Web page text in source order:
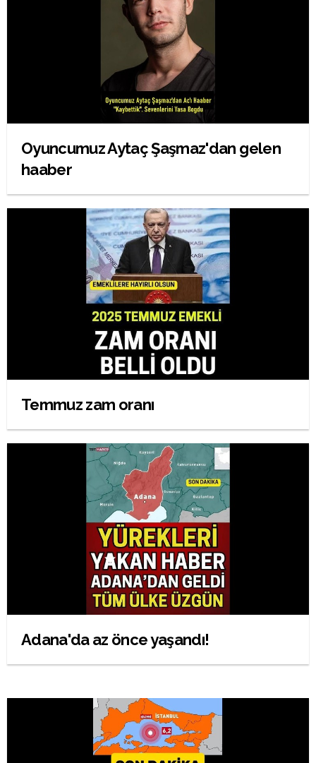
Oyuncumuz Aytaç Şaşmaz'dan gelen
haaber
Temmuz zam oranı
Adana'da az önce yaşandı!